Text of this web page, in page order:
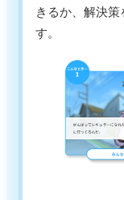
きるか、解決
す。